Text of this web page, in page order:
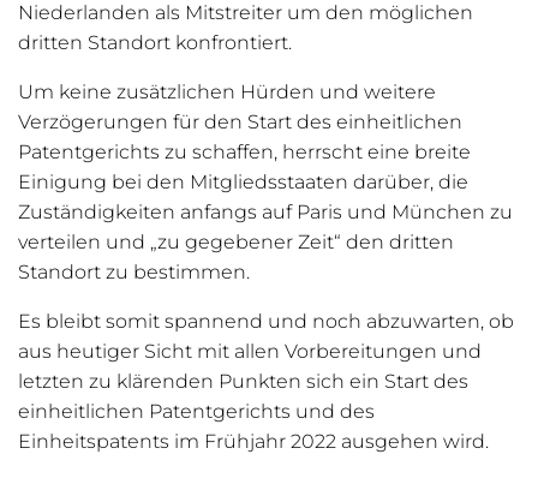
Niederlanden als Mitstreiter um den möglichen
dritten Standort konfrontiert.
Um keine zusätzlichen Hürden und weitere
Verzögerungen für den Start des einheitlichen
Patentgerichts zu schaffen, herrscht eine breite
Einigung bei den Mitgliedsstaaten darüber, die
Zuständigkeiten anfangs auf Paris und München zu
verteilen und „zu gegebener Zeit“ den dritten
Standort zu bestimmen.
Es bleibt somit spannend und noch abzuwarten, ob
aus heutiger Sicht mit allen Vorbereitungen und
letzten zu klärenden Punkten sich ein Start des
einheitlichen Patentgerichts und des
Einheitspatents im Frühjahr 2022 ausgehen wird.